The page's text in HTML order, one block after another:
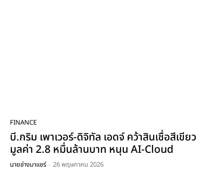
FINANCE
บี.กริม เพาเวอร์-ดิจิทัล เอดจ์ คว้าสินเชื่อสีเขียว
มูลค่า 2.8 หมื่นล้านบาท หนุน AI-Cloud
นายช่างมาแชร์ - 26 พฤษภาคม 2026